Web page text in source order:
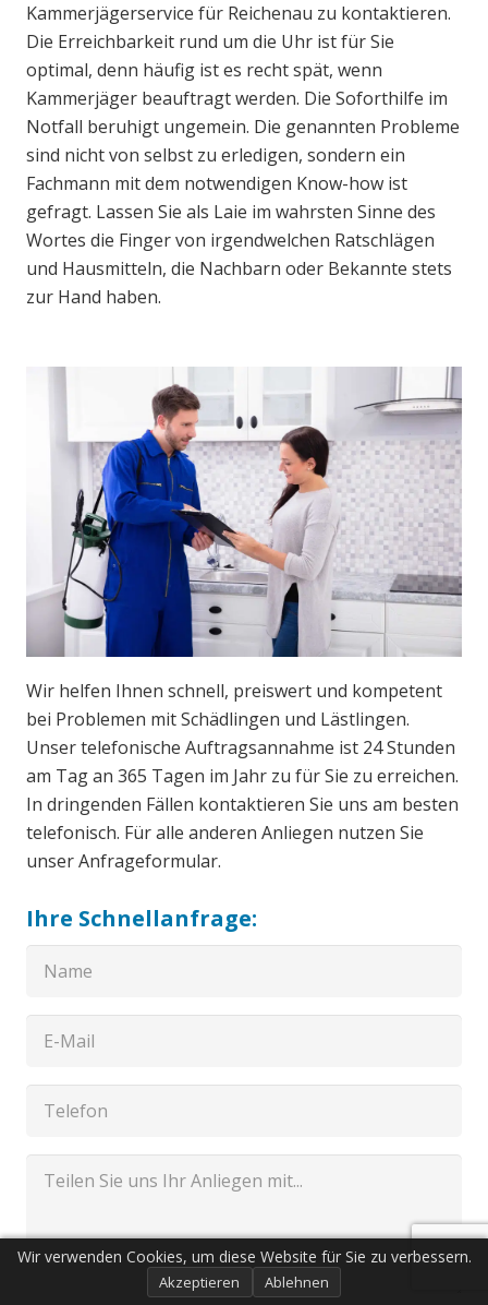
Kammerjägerservice für Reichenau zu kontaktieren.
Die Erreichbarkeit rund um die Uhr ist für Sie
optimal, denn häufig ist es recht spät, wenn
Kammerjäger beauftragt werden. Die Soforthilfe im
Notfall beruhigt ungemein. Die genannten Probleme
sind nicht von selbst zu erledigen, sondern ein
Fachmann mit dem notwendigen Know-how ist
gefragt. Lassen Sie als Laie im wahrsten Sinne des
Wortes die Finger von irgendwelchen Ratschlägen
und Hausmitteln, die Nachbarn oder Bekannte stets
zur Hand haben.
Wir helfen Ihnen schnell, preiswert und kompetent
bei Problemen mit Schädlingen und Lästlingen.
Unser telefonische Auftragsannahme ist 24 Stunden
am Tag an 365 Tagen im Jahr zu für Sie zu erreichen.
In dringenden Fällen kontaktieren Sie uns am besten
telefonisch. Für alle anderen Anliegen nutzen Sie
unser Anfrageformular.
Ihre Schnellanfrage:
Wir verwenden Cookies, um diese Website für Sie zu verbessern.
Akzeptieren Ablehnen